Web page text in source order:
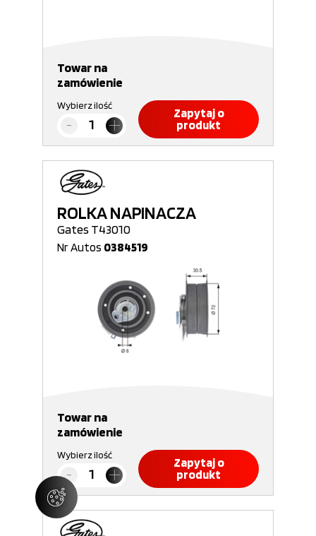
Towar na
zamówienie
Wybierz ilość
Zapytaj o
produkt
ROLKA NAPINACZA
Gates T43010
Nr Autos 0384519
Towar na
zamówienie
Wybierz ilość
Zapytaj o
produkt